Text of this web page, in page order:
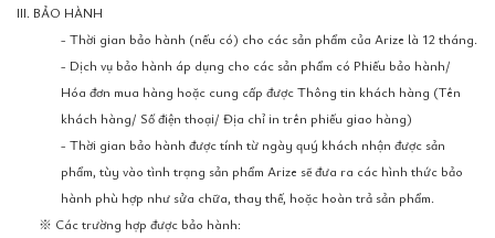
III. BẢO HÀNH
- Thời gian bảo hành (nếu có) cho các sản phẩm của Arize là 12 tháng.
- Dịch vụ bảo hành áp dụng cho các sản phẩm có Phiếu bảo hành/
Hóa đơn mua hàng hoặc cung cấp được Thông tin khách hàng (Tên
khách hàng/ Số điện thoại/ Địa chỉ in trên phiếu giao hàng)
- Thời gian bảo hành được tính từ ngày quý khách nhận được sản
phẩm, tùy vào tình trạng sản phẩm Arize sẽ đưa ra các hình thức bảo
hành phù hợp như sửa chữa, thay thế, hoặc hoàn trả sản phẩm.
※ Các trường hợp được bảo hành: